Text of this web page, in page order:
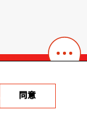
同意